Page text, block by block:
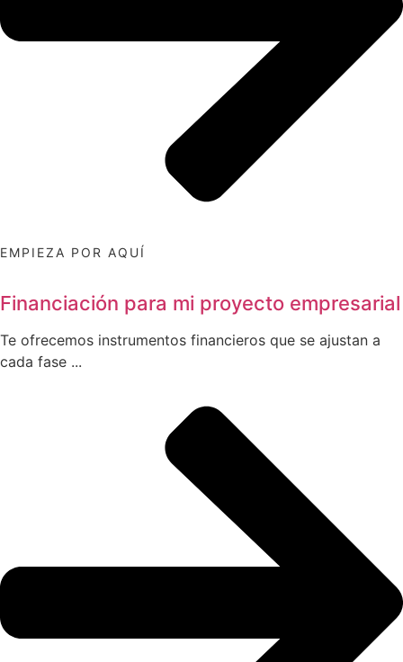
EMPIEZA POR AQUÍ
Financiación para mi proyecto empresarial
Te ofrecemos instrumentos financieros que se ajustan a
cada fase ...